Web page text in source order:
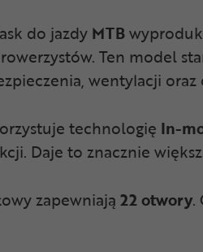
do jazdy MTB
rowerzystów. Ten model
wentylacji
technologię In-
Daje to znacznie
zapewniają 22 otwory.